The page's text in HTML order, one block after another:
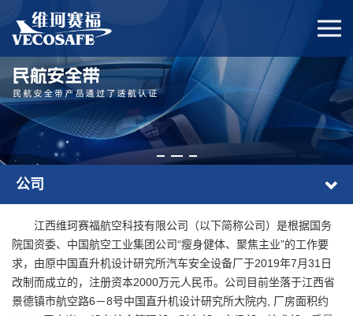
公司
江西维珂赛福航空科技有限公司（以下简称公司）是根据国务
院国资委、中国航空工业集团公司“瘦身健体、聚焦主业”的工作要
求，由原中国直升机设计研究所汽车安全设备厂于2019年7月31日
改制而成立的，注册资本2000万元人民币。公司目前坐落于江西省
景德镇市航空路6－8号中国直升机设计研究所大院内, 厂房面积约